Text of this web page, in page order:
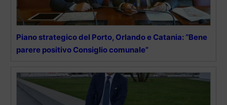
Piano strategico del Porto, Orlando e Catania: “Bene
parere positivo Consiglio comunale”